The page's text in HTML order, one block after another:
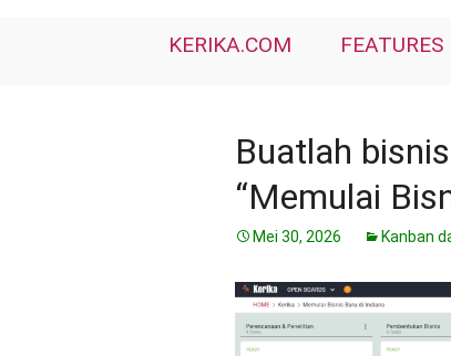
KERIKA.COM FEATURES
Buatlah
“Memulai
Mei 30, 2026 Kanban